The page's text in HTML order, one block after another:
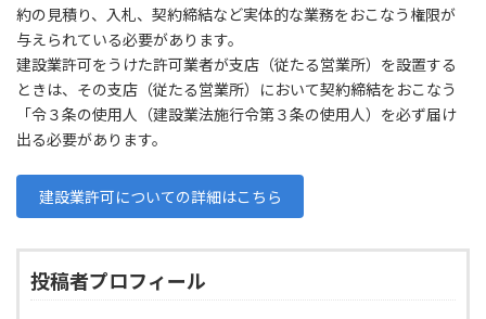
約の見積り、入札、契約締結など実体的な業務をおこなう権限が
与えられている必要があります。
建設業許可をうけた許可業者が支店（従たる営業所）を設置する
ときは、その支店（従たる営業所）において契約締結をおこなう
「令３条の使用人（建設業法施行令第３条の使用人）を必ず届け
出る必要があります。
建設業許可についての詳細はこちら
投稿者プロフィール